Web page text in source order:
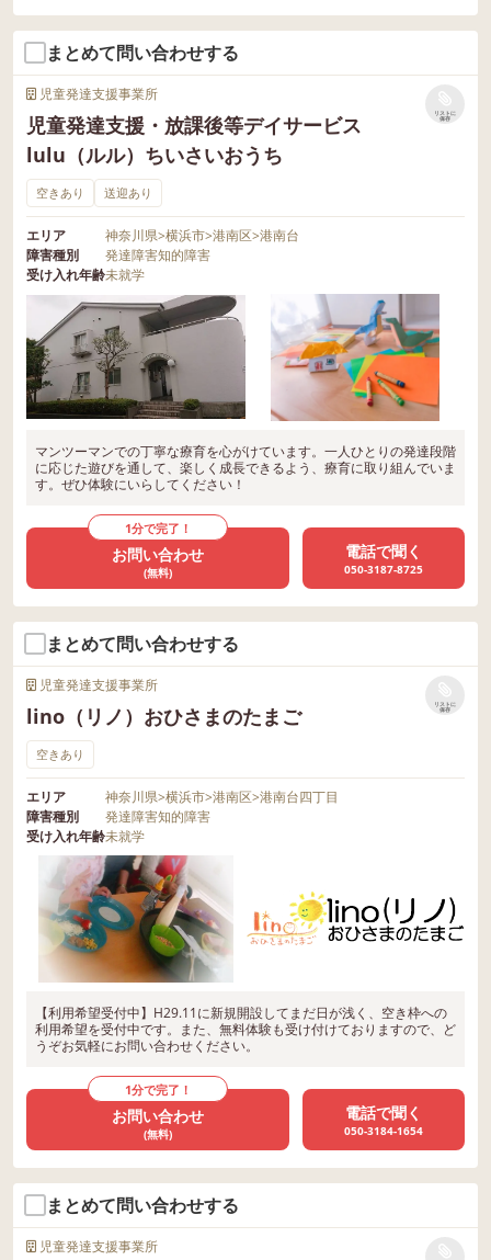
まとめて問い合わせする
児童発達支援事業所
児童発達支援・放課後等デイサービス
lulu（ルル）ちいさいおうち
リストに
保存
空きあり 送迎あり
エリア 神奈川県>横浜市>港南区>港南台
障害種別
発達障害知的障害
受け入れ年齢未就学
マンツーマンでの丁寧な療育を心がけています。一人ひとりの発達段階
に応じた遊びを通して、楽しく成長できるよう、療育に取り組んでいま
す。ぜひ体験にいらしてください！
1分で完了！
お問い合わせ
(無料)
電話で聞く
050-3187-8725
まとめて問い合わせする
児童発達支援事業所
lino（リノ）おひさまのたまご
リストに
保存
空きあり
エリア 神奈川県>横浜市>港南区>港南台四丁目
障害種別
発達障害知的障害
受け入れ年齢未就学
【利用希望受付中】H29.11に新規開設してまだ日が浅く、空き枠への
利用希望を受付中です。また、無料体験も受け付けておりますので、ど
うぞお気軽にお問い合わせください。
1分で完了！
お問い合わせ
(無料)
電話で聞く
050-3184-1654
まとめて問い合わせする
児童発達支援事業所